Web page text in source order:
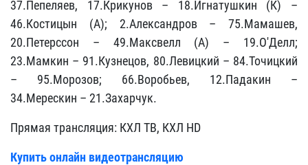
37.Пепеляев, 17.Крикунов – 18.Игнатушкин (К) –
46.Костицын (А); 2.Александров – 75.Мамашев,
20.Петерссон – 49.Максвелл (А) – 19.О'Делл;
23.Мамкин – 91.Кузнецов, 80.Левицкий – 84.Точицкий
– 95.Морозов; 66.Воробьев, 12.Падакин –
34.Мерескин – 21.Захарчук.
Прямая трансляция: КХЛ ТВ, КХЛ HD
Купить онлайн видеотрансляцию